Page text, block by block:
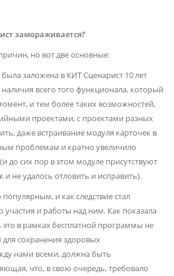
замораживается?
но вот две основные:
заложена в КИТ Сценарист 10 лет
наличия всего того функционала, который
и тем более таких возможностей,
проектами, с проектами разных
даже встраивание модуля карточек в
проблемам и кратно увеличило
до сих пор в этом модуле присутствуют
не удалось отловить и исправить).
и как следствие стал
участия и работы над ним. Как показала
это в рамках бесплатной программы не
сохранения здоровых
нами всеми, должна быть
что, в свою очередь, требовало